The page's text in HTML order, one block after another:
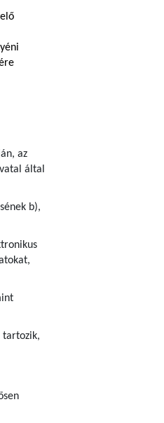
az
által
b),
tartozik,